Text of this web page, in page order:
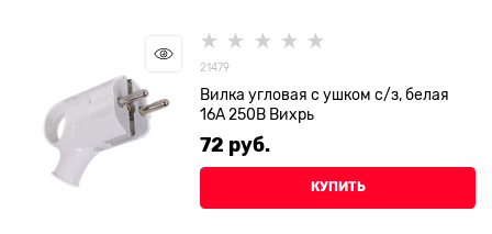
21479
Вилка угловая с ушком с/з, белая
16А 250В Вихрь
72 руб.
КУПИТЬ